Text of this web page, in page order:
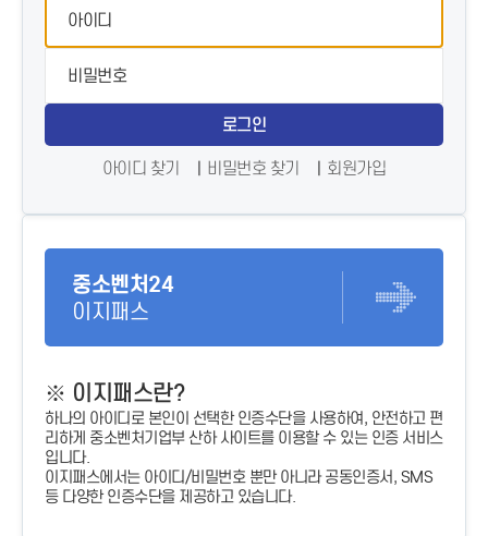
로그인
아이디 찾기 비밀번호 찾기 회원가입
중소벤처24
이지패스
※ 이지패스란?
하나의 아이디로 본인이 선택한 인증수단을 사용하여, 안전하고 편
리하게 중소벤처기업부 산하 사이트를 이용할 수 있는 인증 서비스
입니다.
이지패스에서는 아이디/비밀번호 뿐만 아니라 공동인증서, SMS
등 다양한 인증수단을 제공하고 있습니다.